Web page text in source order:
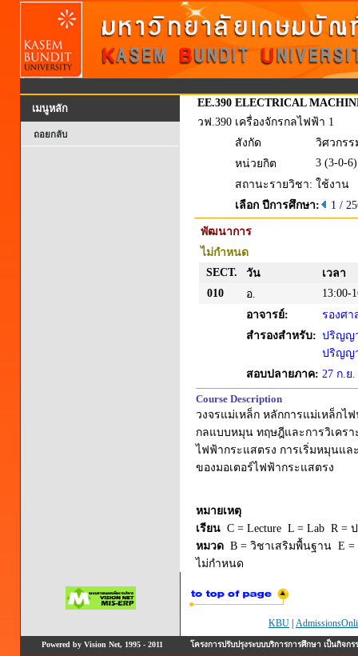
เมนูหลัก
ถอยกลับ
EE.390 ELECTRICAL
วฟ.390 เครื่องจักรกลไฟฟ้า 1
สังกัด
วิศวกร
หน่วยกิต
3 (3-0-6)
สถานะรายวิชา: ใช้งาน
เลือก ปีการศึกษา:
1 /
พัฒนาการ
ไม่กำหนด
SECT.
วัน
เวลา
010
อ.
13:00-
อาจารย์:
รองศ
สำรองสำหรับ: ปริญญ
ปริญญ
สอบปลายภาค: 27 ก.ย.
Course Description
วงจรแม่เหล็ก หลักการแม่เหล็กไ
กลแบบหมุน ทฤษฎีและการวิเคร
ไฟฟ้ากระแสตรง การเริ่มหมุนแล
ของมอเตอร์ไฟฟ้ากระแสตรง
หมายเหตุ
เรียน C = Lecture L = Lab R =
หมวด B = วิชาเสริมพื้นฐาน E
ไม่กำหนด
KBU
Powered by Vision Net, 1995 - 2011 โครงการปรับปรุงระบบบริการการศึกษา เป็นกิ